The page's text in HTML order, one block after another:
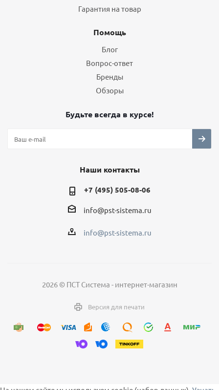
Гарантия на товар
Помощь
Блог
Вопрос-ответ
Бренды
Обзоры
Будьте всегда в курсе!
Наши контакты
+7 (495) 505-08-06
info@pst-sistema.ru
info@pst-sistema.ru
2026 © ПСТ Система - интернет-магазин
Версия для печати